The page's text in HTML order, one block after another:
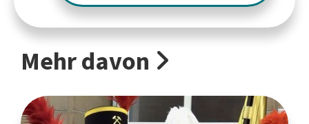
Mehr davon